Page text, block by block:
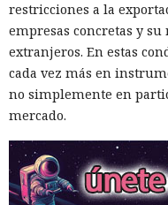
El navegador que por sí
formularios y se
propietario resultó
en su contra. En la
especialistas de la
navegador Atlas de
mensajes a contactos de
Amazon sin el
En el origen del ataque
restricciones a la
empresas concretas y
extranjeros. En estas
cada vez más en
no simplemente en
mercado.